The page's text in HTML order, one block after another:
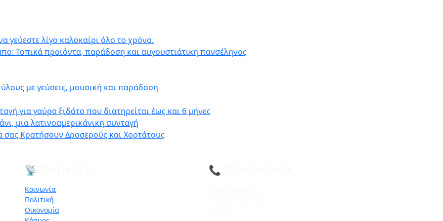
γεύεστε λίγο καλοκαίρι όλο το χρόνο.
Τοπικά προϊόντα, παράδοση και αυγουστιάτικη πανσέληνος
με γεύσεις, μουσική και παράδοση
για γαύρο ξιδάτο που διατηρείται έως και 6 μήνες
μια λατινοαμερικάνικη συνταγή
Κρατήσουν Δροσερούς και Χορτάτους
📡 ΕΝΌΤΗΤΕΣ
Κοινωνία
Πολιτική
Οικονομία
📞 ΕΠΙΚΟΙΝΩΝΊΑ